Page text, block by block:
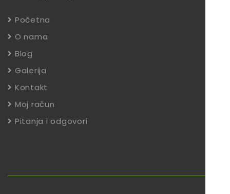
Početna
O nama
Blog
Galerija
Kontakt
Moj račun
Pitanja i odgovori